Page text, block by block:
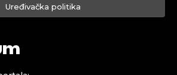
Uređivačka politika